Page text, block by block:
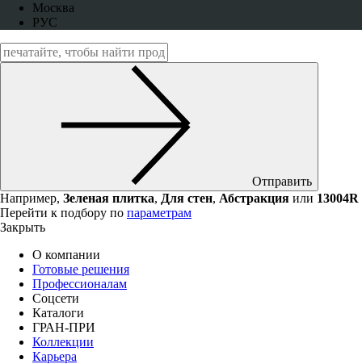
Москва
РУС
Отправить
Например, Зеленая плитка, Для стен, Абстракция или 13004R
Перейти к подбору по параметрам
Закрыть
О компании
Готовые решения
Профессионалам
Соцсети
Каталоги
ГРАН-ПРИ
Коллекции
Карьера